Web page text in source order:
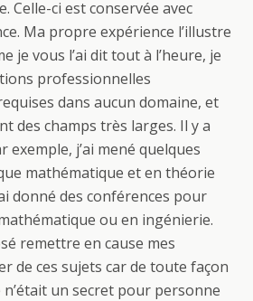
Celle-ci est conservée avec
Ma propre expérience l’illustre
je vous l’ai dit tout à l’heure, je
professionnelles
dans aucun domaine, et
des champs très larges. Il y a
exemple, j’ai mené quelques
mathématique et en théorie
donné des conférences pour
ou en ingénierie.
remettre en cause mes
de ces sujets car de toute façon
n’était un secret pour personne